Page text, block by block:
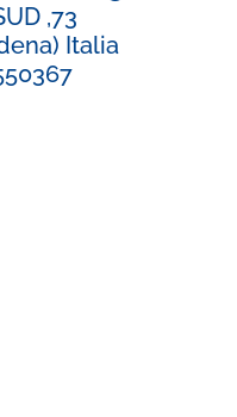
,73
Italia